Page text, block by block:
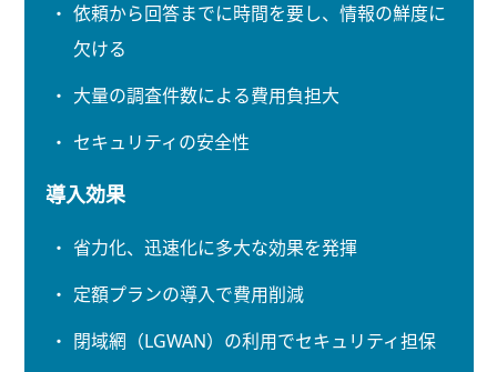
依頼から回答までに時間を要し、情報の鮮度に
欠ける
大量の調査件数による費用負担大
セキュリティの安全性
導入効果
省力化、迅速化に多大な効果を発揮
定額プランの導入で費用削減
閉域網（LGWAN）の利用でセキュリティ担保